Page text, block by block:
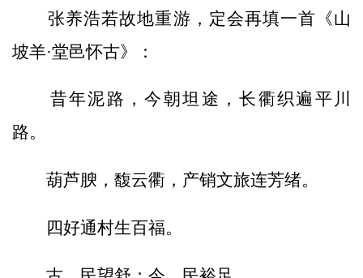
张养浩若故地重游，定会再填一首《山
坡羊·堂邑怀古》：
昔年泥路，今朝坦途，长衢织遍平川
路。
葫芦腴，馥云衢，产销文旅连芳绪。
四好通村生百福。